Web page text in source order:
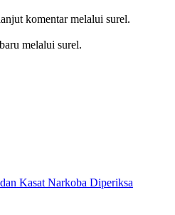
komentar melalui surel.
melalui surel.
Kasat Narkoba Diperiksa